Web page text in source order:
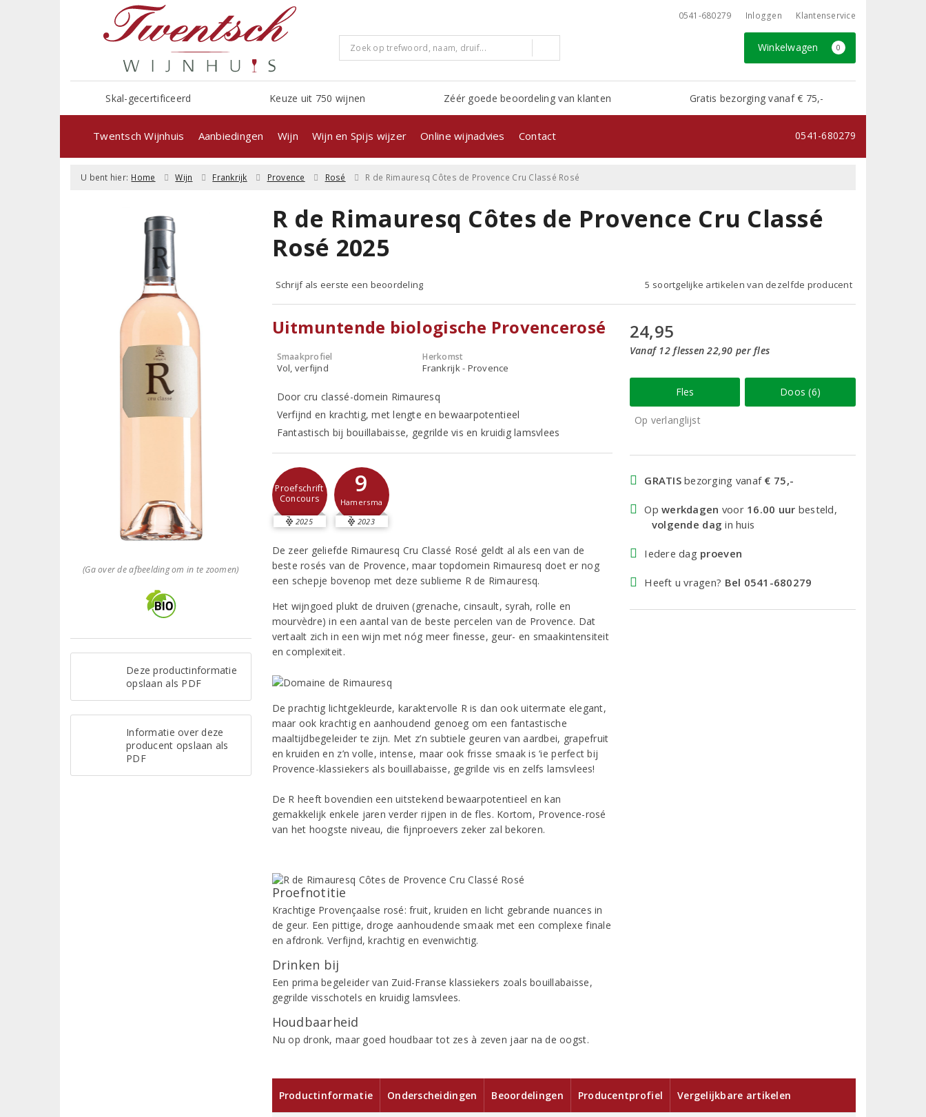
0541-680279 Inloggen Klantenservice
Winkelwagen 0
Skal-gecertificeerd Keuze uit 750 wijnen Zéér goede beoordeling van klanten Gratis bezorging vanaf € 75,-
Twentsch Wijnhuis Aanbiedingen Wijn Wijn en Spijs wijzer Online wijnadvies Contact 0541-680279
U bent hier: Home Wijn Frankrijk Provence Rosé R de Rimauresq Côtes de Provence Cru Classé Rosé
(Ga over de afbeelding om in te zoomen)
Deze productinformatie
opslaan als PDF
Informatie over deze
producent opslaan als
PDF
R de Rimauresq Côtes de Provence Cru Classé
Rosé 2025
Schrijf als eerste een beoordeling 5 soortgelijke artikelen van dezelfde producent
Uitmuntende biologische Provencerosé
Smaakprofiel
Vol, verfijnd
Herkomst
Frankrijk - Provence
Door cru classé-domein Rimauresq
Verfijnd en krachtig, met lengte en bewaarpotentieel
Fantastisch bij bouillabaisse, gegrilde vis en kruidig lamsvlees
Proefschrift
Concours
2025
9
Hamersma
2023
De zeer geliefde Rimauresq Cru Classé Rosé geldt al als een van de
beste rosés van de Provence, maar topdomein Rimauresq doet er nog
een schepje bovenop met deze sublieme R de Rimauresq.
Het wijngoed plukt de druiven (grenache, cinsault, syrah, rolle en
mourvèdre) in een aantal van de beste percelen van de Provence. Dat
vertaalt zich in een wijn met nóg meer finesse, geur- en smaakintensiteit
en complexiteit.
De prachtig lichtgekleurde, karaktervolle R is dan ook uitermate elegant,
maar ook krachtig en aanhoudend genoeg om een fantastische
maaltijdbegeleider te zijn. Met z’n subtiele geuren van aardbei, grapefruit
en kruiden en z’n volle, intense, maar ook frisse smaak is ‘ie perfect bij
Provence-klassiekers als bouillabaisse, gegrilde vis en zelfs lamsvlees!
De R heeft bovendien een uitstekend bewaarpotentieel en kan
gemakkelijk enkele jaren verder rijpen in de fles. Kortom, Provence-rosé
van het hoogste niveau, die fijnproevers zeker zal bekoren.
Proefnotitie
Krachtige Provençaalse rosé: fruit, kruiden en licht gebrande nuances in
de geur. Een pittige, droge aanhoudende smaak met een complexe finale
en afdronk. Verfijnd, krachtig en evenwichtig.
Drinken bij
Een prima begeleider van Zuid-Franse klassiekers zoals bouillabaisse,
gegrilde visschotels en kruidig lamsvlees.
Houdbaarheid
Nu op dronk, maar goed houdbaar tot zes à zeven jaar na de oogst.
24,95
Vanaf 12 flessen 22,90 per fles
Fles Doos (6)
Op verlanglijst
GRATISbezorging vanaf € 75,-
Opwerkdagen voor 16.00 uur besteld,
volgende dag in huis
Iedere dag proeven
Heeft u vragen? Bel 0541-680279
Productinformatie Onderscheidingen Beoordelingen Producentprofiel Vergelijkbare artikelen